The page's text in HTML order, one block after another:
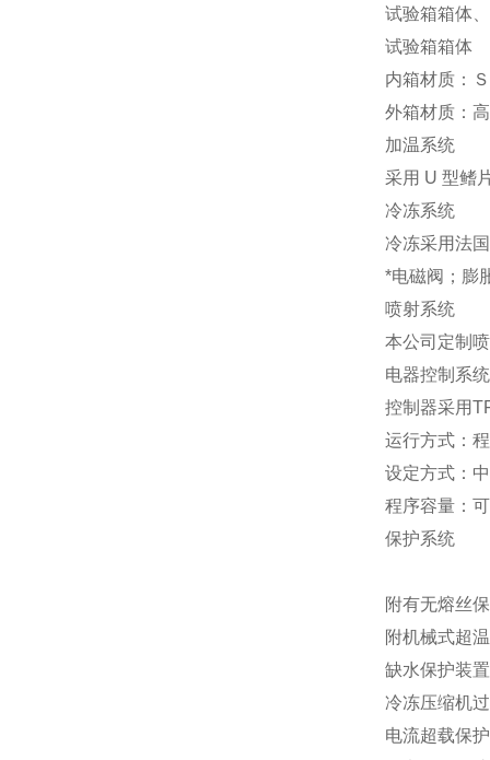
试验箱箱体
试验箱箱体
内箱材质：
外箱材质：
加温系统
采用 U 型鳍
冷冻系统
冷冻采用法
*电磁阀；膨
喷射系统
本公司定制
电器控制系统
控制器采用
运行方式：
设定方式：
程序容量：
保护系统
附有无熔丝
附机械式超
缺水保护装
冷冻压缩机
电流超载保